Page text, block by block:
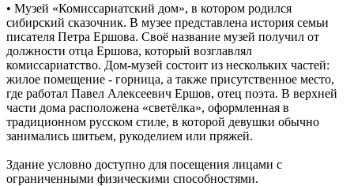
• Музей «Комиссариатский дом», в котором родился
сибирский сказочник. В музее представлена история семьи
писателя Петра Ершова. Своё название музей получил от
должности отца Ершова, который возглавлял
комиссариатство. Дом-музей состоит из нескольких частей:
жилое помещение - горница, а также присутственное место,
где работал Павел Алексеевич Ершов, отец поэта. В верхней
части дома расположена «светёлка», оформленная в
традиционном русском стиле, в которой девушки обычно
занимались шитьем, рукоделием или пряжей.
Здание условно доступно для посещения лицами с
ограниченными физическими способностями.